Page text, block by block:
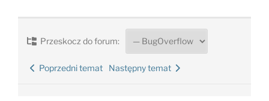
Przeskocz do forum:
Poprzedni temat Następny temat